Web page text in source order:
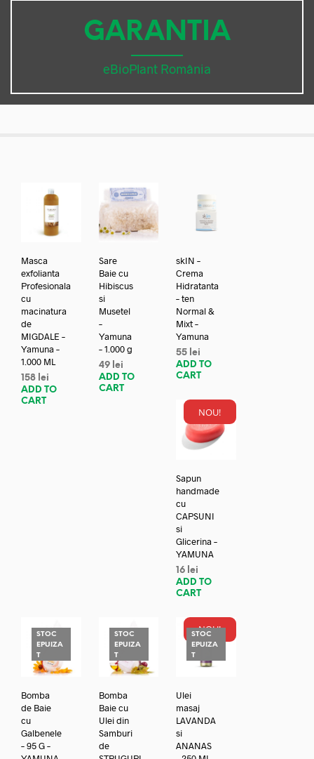
GARANTIA
eBioPlant România
Masca
exfolianta
Profesionala
cu
macinatura
de
MIGDALE –
Yamuna –
1.000 ML
158 lei
ADD TO
CART
Sare
Baie cu
Hibiscus
si
Musetel
–
Yamuna
– 1.000 g
49 lei
ADD TO
CART
skIN –
Crema
Hidratanta
– ten
Normal &
Mixt –
Yamuna
55 lei
ADD TO
CART
NOU!
Sapun
handmade
cu
CAPSUNI
si
Glicerina –
YAMUNA
16 lei
ADD TO
CART
STOC
EPUIZA
T
Bomba
de Baie
cu
Galbenele
– 95 G –
STOC
EPUIZA
T
Bomba
Baie cu
Ulei din
Samburi
de
NOU!
STOC
EPUIZA
T
Ulei
masaj
LAVANDA
si
ANANAS